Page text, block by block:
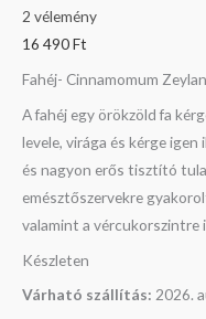
2 vélemény
16 490Ft
Fahéj- Cinnamomum
A fahéj egy örökzöld fa
levele, virága és kérge
és nagyon erős tisztító
emésztőszervekre
valamint a
Készleten
Várható szállítás: 2026.